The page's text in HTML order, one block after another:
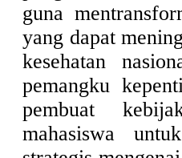
guna
yang dapat
kesehatan
pemangku
pembuat
mahasiswa